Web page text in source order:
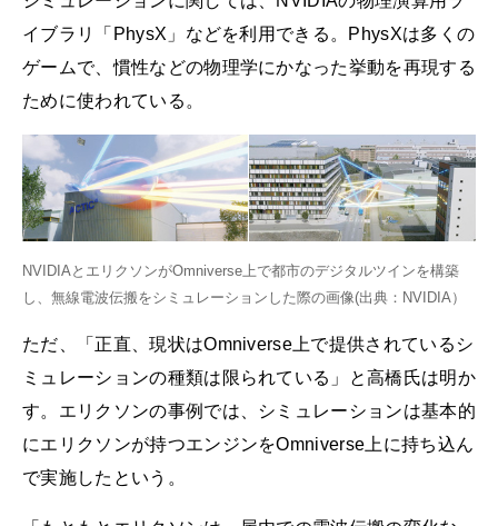
イブラリ「PhysX」などを利用できる。PhysXは多くの
ゲームで、慣性などの物理学にかなった挙動を再現する
ために使われている。
NVIDIAとエリクソンがOmniverse上で都市のデジタルツインを構築
し、無線電波伝搬をシミュレーションした際の画像(出典：NVIDIA）
ただ、「正直、現状はOmniverse上で提供されているシ
ミュレーションの種類は限られている」と高橋氏は明か
す。エリクソンの事例では、シミュレーションは基本的
にエリクソンが持つエンジンをOmniverse上に持ち込ん
で実施したという。